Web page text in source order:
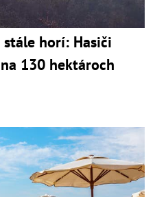
horí: Hasiči
130 hektároch